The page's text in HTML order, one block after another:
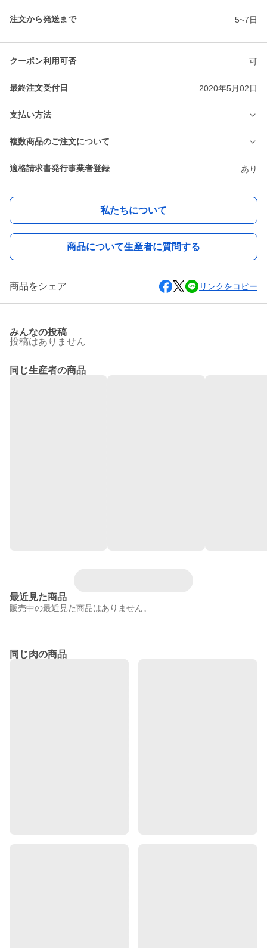
注文から発送まで 5~7日
クーポン利用可否 可
最終注文受付日 2020年5月02日
支払い方法
複数商品のご注文について
適格請求書発行事業者登録 あり
私たちについて
商品について生産者に質問する
商品をシェア リンクをコピー
みんなの投稿
投稿はありません
同じ生産者の商品
最近見た商品
販売中の最近見た商品はありません。
同じ肉の商品